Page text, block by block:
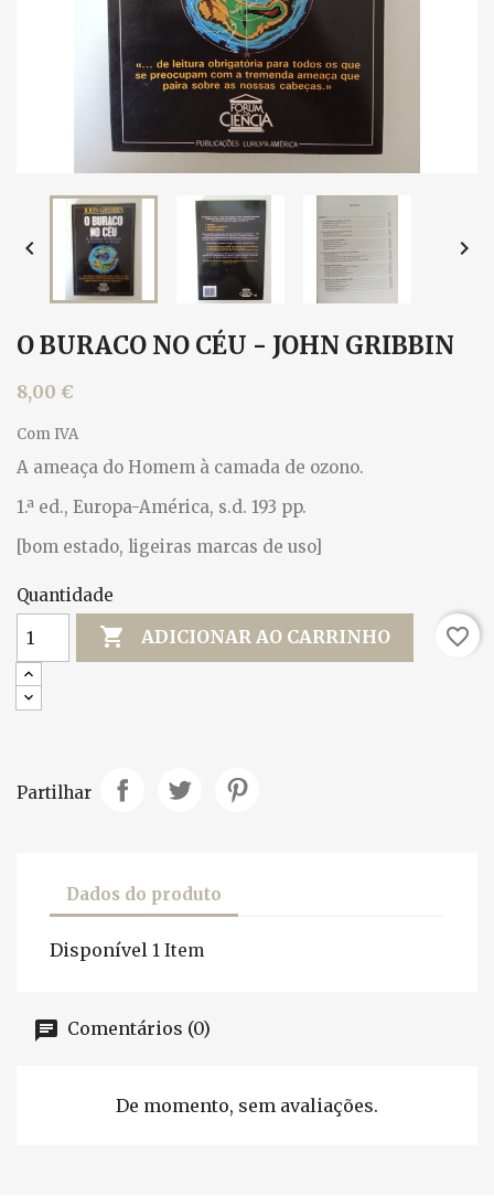
 
O BURACO NO CÉU - JOHN GRIBBIN
8,00 €
Com IVA
A ameaça do Homem à camada de ozono.
1.ª ed., Europa-América, s.d. 193 pp.
[bom estado, ligeiras marcas de uso]
Quantidade
 ADICIONAR AO CARRINHO favorite_border
Partilhar
Dados do produto
Disponível 1 Item
Comentários (0)
De momento, sem avaliações.